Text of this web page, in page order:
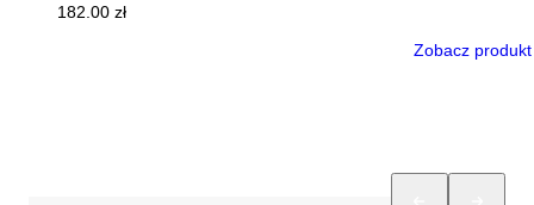
182.00 zł
Zobacz produkt